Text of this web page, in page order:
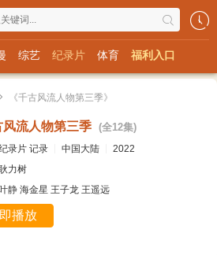
综艺 纪录片 体育 福利入口
《千古风流人物第三季》
风流人物第三季 (全12集)
录片 记录 中国大陆
2022
力树
静 海金星 王子龙 王遥远
播放